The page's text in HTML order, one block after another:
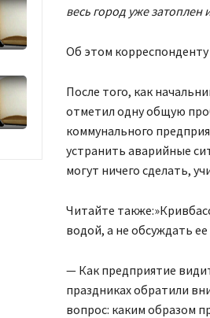
весь город уже затоплен
Об этом корреспонденту
После того, как
отметил одну общую
коммунального
устранить аварийные
могут ничего сделать,
Читайте
водой, а не обсуждать ее
— Как предприятие
праздниках обратили
вопрос: каким образом